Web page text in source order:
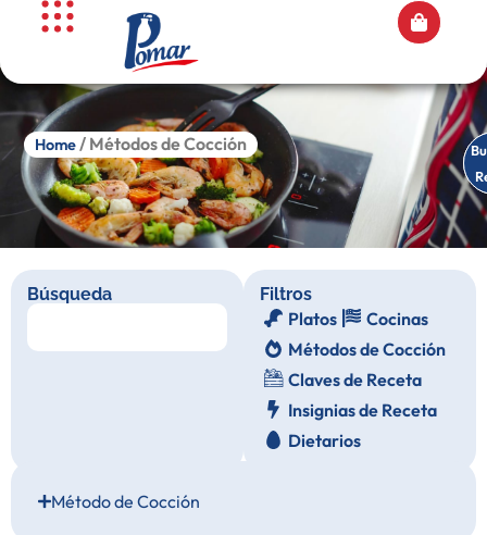
Home / Métodos de Cocción
Búsqueda Filtros
Platos
Cocinas
Métodos de Cocción
Claves de Receta
Insignias de Receta
Dietarios
Método de Cocción